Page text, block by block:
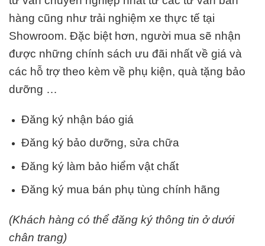
hàng cũng như trải nghiệm xe thực tế tại
Showroom. Đặc biệt hơn, người mua sẽ nhận
được những chính sách ưu đãi nhất về giá và
các hỗ trợ theo kèm về phụ kiện, quà tặng bảo
dưỡng …
Đăng ký nhận báo giá
Đăng ký bảo dưỡng, sửa chữa
Đăng ký làm bảo hiểm vật chất
Đăng ký mua bán phụ tùng chính hãng
(Khách hàng có thể đăng ký thông tin ở dưới
chân trang)